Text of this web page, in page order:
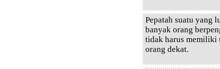
Pepatah suatu yang
banyak orang
tidak harus memiliki
orang dekat.